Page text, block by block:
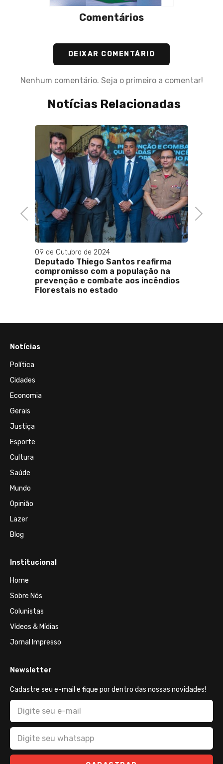
Comentários
DEIXAR COMENTÁRIO
Nenhum comentário. Seja o primeiro a comentar!
Notícias Relacionadas
Previous
09 de Outubro de 2024
Deputado Thiego Santos reafirma
compromisso com a população na
prevenção e combate aos incêndios
Florestais no estado
Next
Notícias
Política
Cidades
Economia
Gerais
Justiça
Esporte
Cultura
Saúde
Mundo
Opinião
Lazer
Blog
Institucional
Home
Sobre Nós
Colunistas
Vídeos & Mídias
Jornal Impresso
Newsletter
Cadastre seu e-mail e fique por dentro das nossas novidades!